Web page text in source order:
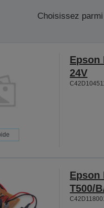
Choisissez
Epson
24V
Epson
T500/